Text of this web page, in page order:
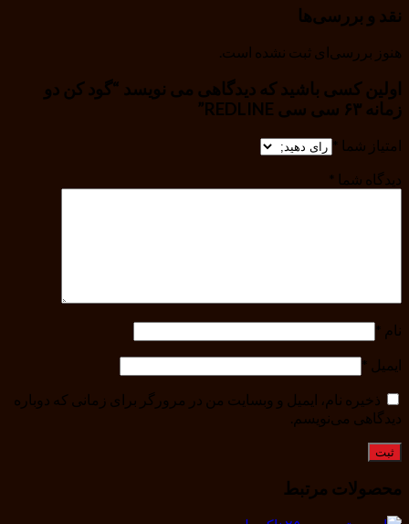
نقد و بررسی‌ها
هنوز بررسی‌ای ثبت نشده است.
اولین کسی باشید که دیدگاهی می نویسد “گود کن دو
زمانه ۶۳ سی سی REDLINE”
امتیاز شما *
دیدگاه شما *
نام *
ایمیل
*
ذخیره نام، ایمیل و وبسایت من در مرورگر برای زمانی که دوباره
دیدگاهی می‌نویسم.
محصولات مرتبط